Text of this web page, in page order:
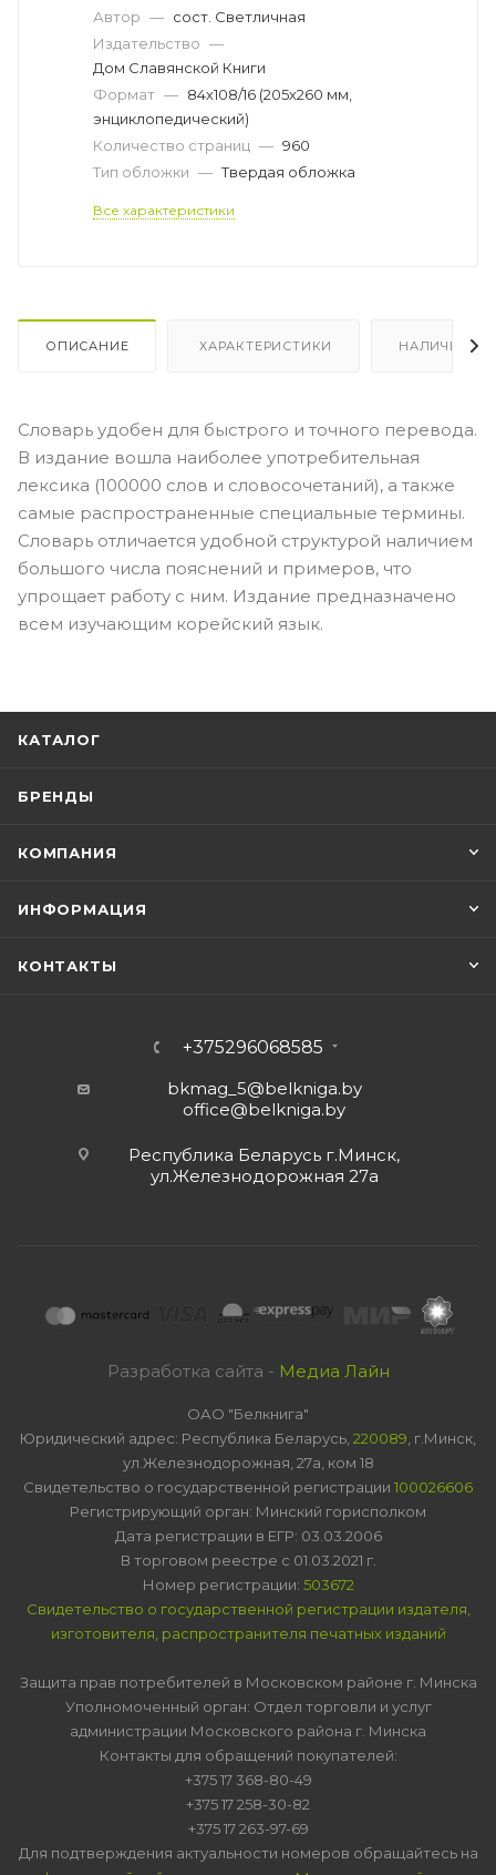
Автор — сост. Светличная
Издательство —
Дом Славянской Книги
Формат — 84х108/16 (205х260 мм,
энциклопедический)
Количество страниц — 960
Тип обложки — Твердая обложка
Все характеристики
ОПИСАНИЕ ХАРАКТЕРИСТИКИ НАЛИЧИЕ
Словарь удобен для быстрого и точного перевода.
В издание вошла наиболее употребительная
лексика (100000 слов и словосочетаний), а также
самые распространенные специальные термины.
Словарь отличается удобной структурой наличием
большого числа пояснений и примеров, что
упрощает работу с ним. Издание предназначено
всем изучающим корейский язык.
КАТАЛОГ
БРЕНДЫ
КОМПАНИЯ
ИНФОРМАЦИЯ
КОНТАКТЫ
+375296068585
bkmag_5@belkniga.by
office@belkniga.by
Республика Беларусь г.Минск,
ул.Железнодорожная 27а
Разработка сайта - Медиа Лайн
ОАО "Белкнига"
Юридический адрес: Республика Беларусь, 220089 , г.Минск,
ул.Железнодорожная, 27а, ком 18
Свидетельство о государственной регистрации 100026606
Регистрирующий орган: Минский горисполком
Дата регистрации в ЕГР: 03.03.2006
В торговом реестре с 01.03.2021 г.
Номер регистрации: 503672
Свидетельство о государственной регистрации издателя,
изготовителя, распространителя печатных изданий
Защита прав потребителей в Московском районе г. Минска
Уполномоченный орган: Отдел торговли и услуг
администрации Московского района г. Минска
Контакты для обращений покупателей:
+375 17 368-80-49
+375 17 258-30-82
+375 17 263-97-69
Для подтверждения актуальности номеров обращайтесь на